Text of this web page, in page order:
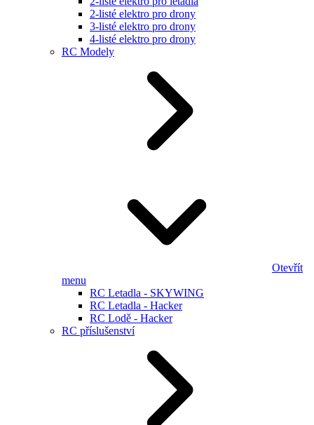
2-listé elektro pro drony
3-listé elektro pro drony
4-listé elektro pro drony
RC Modely
Otevřít
menu
RC Letadla - SKYWING
RC Letadla - Hacker
RC Lodě - Hacker
RC příslušenství